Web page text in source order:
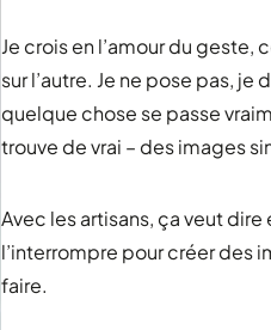
Je crois en l’amour du geste,
sur l’autre. Je ne pose pas, je
quelque chose se passe
trouve de vrai – des images
Avec les artisans, ça veut
l’interrompre pour créer des
faire.